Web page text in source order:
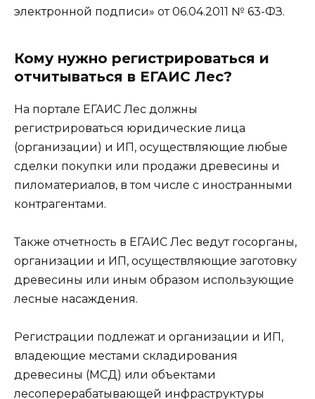
электронной подписи» от 06.04.2011 № 63-ФЗ.
Кому нужно регистрироваться и
отчитываться в ЕГАИС Лес?
На портале ЕГАИС Лес должны
регистрироваться юридические лица
(организации) и ИП, осуществляющие любые
сделки покупки или продажи древесины и
пиломатериалов, в том числе с иностранными
контрагентами.
Также отчетность в ЕГАИС Лес ведут госорганы,
организации и ИП, осуществляющие заготовку
древесины или иным образом использующие
лесные насаждения.
Регистрации подлежат и организации и ИП,
владеющие местами складирования
древесины (МСД) или объектами
лесоперерабатывающей инфраструктуры